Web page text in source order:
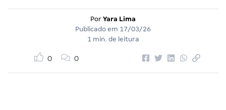
Por Yara Lima
Publicado em 17/03/26
1 min. de leitura
0 0